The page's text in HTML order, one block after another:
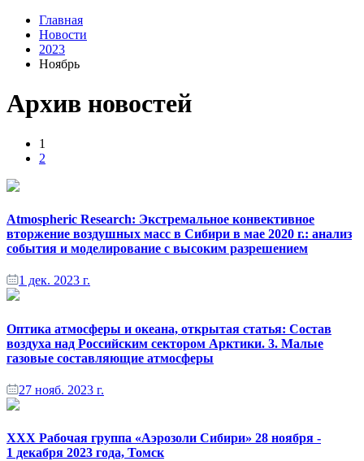
Главная
Новости
2023
Ноябрь
Архив новостей
1
2
Atmospheric Research: Экстремальное конвективное
вторжение воздушных масс в Сибири в мае 2020 г.: анализ
события и моделирование с высоким разрешением
1 дек. 2023 г.
Оптика атмосферы и океана, открытая статья: Состав
воздуха над Российским сектором Арктики. 3. Малые
газовые составляющие атмосферы
27 нояб. 2023 г.
XXX Рабочая группа «Аэрозоли Сибири» 28 ноября -
1 декабря 2023 года, Томск